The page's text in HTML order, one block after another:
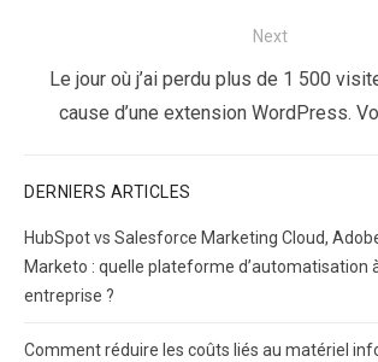
Next
Next
post:
Le jour où j’ai perdu plus de 1 500
cause d’une extension WordPress.
DERNIERS ARTICLES
HubSpot vs Salesforce Marketing Cloud,
Marketo : quelle plateforme d’automatisation à
entreprise ?
Comment réduire les coûts liés au matériel